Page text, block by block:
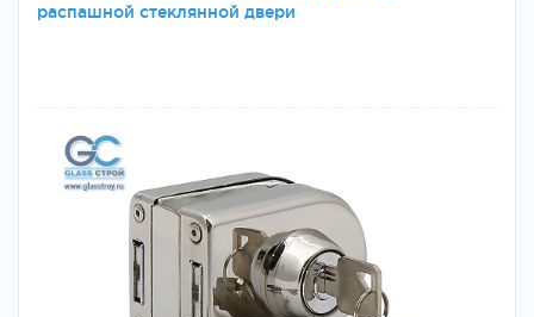
распашной стеклянной двери